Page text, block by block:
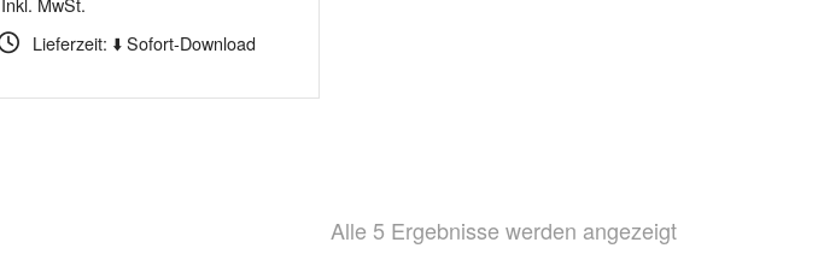
Lieferzeit: ⬇️ Sofort-Download
Alle 5 Ergebnisse werden angezeigtNach